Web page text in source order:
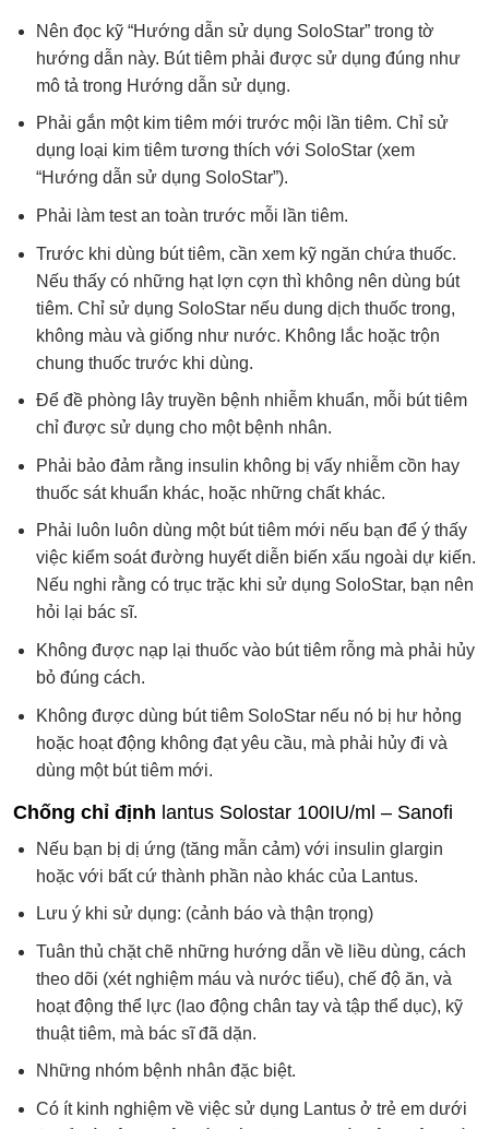
Nên đọc kỹ “Hướng dẫn sử dụng SoloStar” trong tờ
hướng dẫn này. Bút tiêm phải được sử dụng đúng như
mô tả trong Hướng dẫn sử dụng.
Phải gắn một kim tiêm mới trước mội lần tiêm. Chỉ sử
dụng loại kim tiêm tương thích với SoloStar (xem
“Hướng dẫn sử dụng SoloStar”).
Phải làm test an toàn trước mỗi lần tiêm.
Trước khi dùng bút tiêm, cần xem kỹ ngăn chứa thuốc.
Nếu thấy có những hạt lợn cợn thì không nên dùng bút
tiêm. Chỉ sử dụng SoloStar nếu dung dịch thuốc trong,
không màu và giống như nước. Không lắc hoặc trộn
chung thuốc trước khi dùng.
Để đề phòng lây truyền bệnh nhiễm khuẩn, mỗi bút tiêm
chỉ được sử dụng cho một bệnh nhân.
Phải bảo đảm rằng insulin không bị vấy nhiễm cồn hay
thuốc sát khuẩn khác, hoặc những chất khác.
Phải luôn luôn dùng một bút tiêm mới nếu bạn để ý thấy
việc kiểm soát đường huyết diễn biến xấu ngoài dự kiến.
Nếu nghi rằng có trục trặc khi sử dụng SoloStar, bạn nên
hỏi lại bác sĩ.
Không được nạp lại thuốc vào bút tiêm rỗng mà phải hủy
bỏ đúng cách.
Không được dùng bút tiêm SoloStar nếu nó bị hư hỏng
hoặc hoạt động không đạt yêu cầu, mà phải hủy đi và
dùng một bút tiêm mới.
Chống chỉ định lantus Solostar 100IU/ml – Sanofi
Nếu bạn bị dị ứng (tăng mẫn cảm) với insulin glargin
hoặc với bất cứ thành phần nào khác của Lantus.
Lưu ý khi sử dụng: (cảnh báo và thận trọng)
Tuân thủ chặt chẽ những hướng dẫn về liều dùng, cách
theo dõi (xét nghiệm máu và nước tiểu), chế độ ăn, và
hoạt động thể lực (lao động chân tay và tập thể dục), kỹ
thuật tiêm, mà bác sĩ đã dặn.
Những nhóm bệnh nhân đặc biệt.
Có ít kinh nghiệm về việc sử dụng Lantus ở trẻ em dưới